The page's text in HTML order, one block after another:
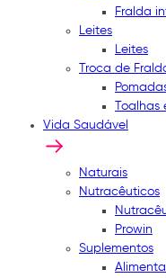
Fralda
Leites
Leites
Troca de
Toalhas
Vida Saudável
Naturais
Nutracêuticos
Prowin
Suplementos